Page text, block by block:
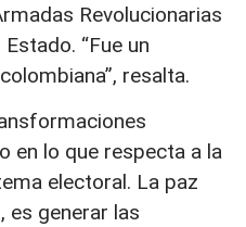
Revolucionarias
“Fue un
resalta.
en lo que respecta a la
electoral. La paz
es generar las